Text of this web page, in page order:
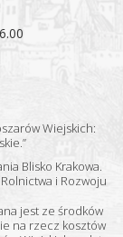
Wiejskich:
Blisko Krakowa.
i Rozwoju
jest ze środków
na rzecz kosztów